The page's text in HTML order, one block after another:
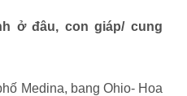
ở đâu, con giáp/ cung
Medina, bang Ohio- Hoa